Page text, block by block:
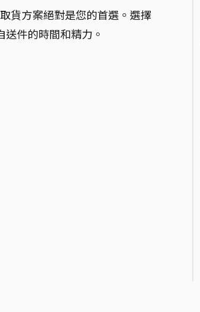
貨方案絕對是您的首選。選擇
件的時間和精力。